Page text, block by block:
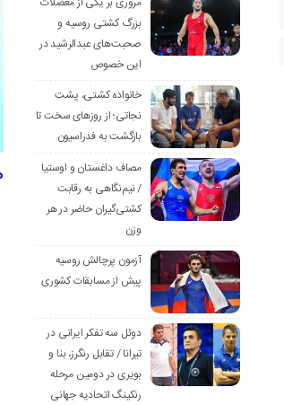
بزرگ کشتی روسیه و
صحبت‌های عبدالرشید در
این خصوص
خانواده کشتی، پشت
نجاتی؛ از روزهای سخت تا
بازگشت به فدراسیون
مصاف داغستان و اوستیا
/ نیم‌نگاهی به رقابت
کشتی‌گیران حاضر در هر
وزن
آزمون پرچالش روسیه
پیش از مسابقات کشوری
دوئل سه تفکر ایرانی در
تیرانا / تقابل رنگرز، بنا و
بویری در دومین مرحله
رنکینگ اتحادیه جهانی